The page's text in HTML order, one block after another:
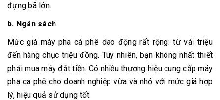
đựng bã lớn.
b. Ngân sách
Mức giá máy pha cà phê dao động rất rộng: từ vài triệu
đến hàng chục triệu đồng. Tuy nhiên, bạn không nhất thiết
phải mua máy đắt tiền. Có nhiều thương hiệu cung cấp máy
pha cà phê cho doanh nghiệp vừa và nhỏ với mức giá hợp
lý, hiệu quả sử dụng tốt.